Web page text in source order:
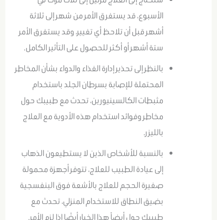
الأسبوع، قد يستغرق الأمر من شهر إلى ثلاثة
أشهر قبل أن تلاحظ أي تغيير، وقد يستغرق الأمر
ستة أشهر أو أكثر للحصول على التأثير الكامل.
بالنظر إلى تحذير إدارة الغذاء والدواء بشأن المخاطر
المحتملة للإصابة بسرطان الجلد باستخدام
مثبطات الكالسينيورين، تحدث مع طبيبك حول
مخاطر وفوائد استخدام هذه الأدوية مع العلاج
بالليزر.
بالنسبة للأشخاص الذين لا يستطيعون الذهاب
إلى عيادة الطبيب للعلاج، تتوفر أجهزة محمولة
صغيرة الحجم للعلاج بالأشعة فوق البنفسجية
بضيق النطاق للاستخدام المنزلي، تحدث مع
طبيبك حول أيضاً هذا الخيار أيضًا إذا لزم الأمر.